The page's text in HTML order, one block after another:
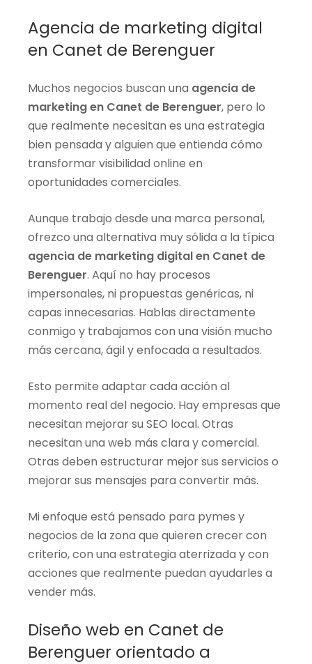
Agencia de marketing digital
en Canet de Berenguer
Muchos negocios buscan una agencia de
marketing en Canet de Berenguer, pero lo
que realmente necesitan es una estrategia
bien pensada y alguien que entienda cómo
transformar visibilidad online en
oportunidades comerciales.
Aunque trabajo desde una marca personal,
ofrezco una alternativa muy sólida a la típica
agencia de marketing digital en Canet de
Berenguer. Aquí no hay procesos
impersonales, ni propuestas genéricas, ni
capas innecesarias. Hablas directamente
conmigo y trabajamos con una visión mucho
más cercana, ágil y enfocada a resultados.
Esto permite adaptar cada acción al
momento real del negocio. Hay empresas que
necesitan mejorar su SEO local. Otras
necesitan una web más clara y comercial.
Otras deben estructurar mejor sus servicios o
mejorar sus mensajes para convertir más.
Mi enfoque está pensado para pymes y
negocios de la zona que quieren crecer con
criterio, con una estrategia aterrizada y con
acciones que realmente puedan ayudarles a
vender más.
Diseño web en Canet de
Berenguer orientado a